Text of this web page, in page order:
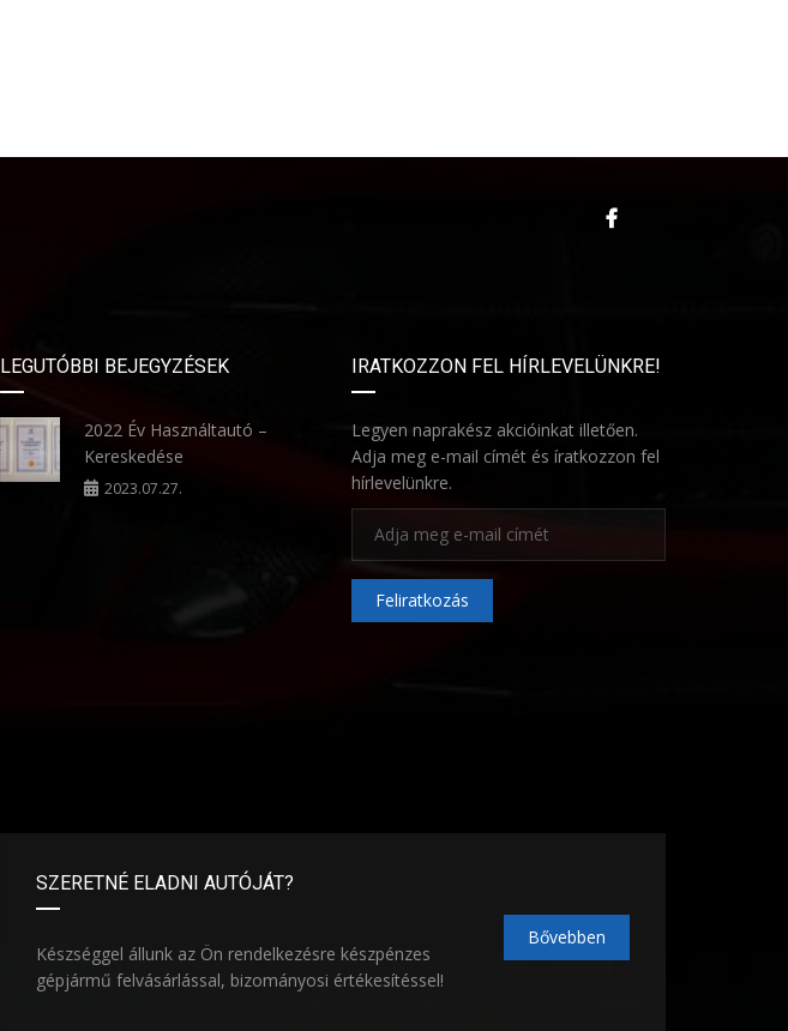
LEGUTÓBBI BEJEGYZÉSEK
2022 Év Használtautó –
Kereskedése
2023.07.27.
IRATKOZZON FEL HÍRLEVELÜNKRE!
Legyen naprakész akcióinkat illetően.
Adja meg e-mail címét és íratkozzon fel
hírlevelünkre.
Feliratkozás
SZERETNÉ ELADNI AUTÓJÁT?
Készséggel állunk az Ön rendelkezésre készpénzes
gépjármű felvásárlással, bizományosi értékesítéssel!
Bővebben